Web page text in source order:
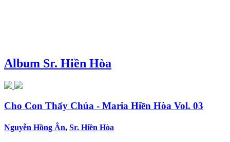
Album Sr. Hiền Hòa
Cho Con Thấy Chúa - Maria Hiền Hòa Vol. 03
Nguyễn Hồng Ân, Sr. Hiền Hòa